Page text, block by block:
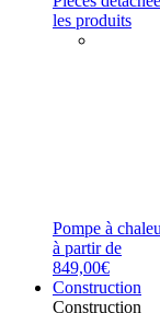
les produits
Pompe à
à partir de
849,00€
Construction
Construction